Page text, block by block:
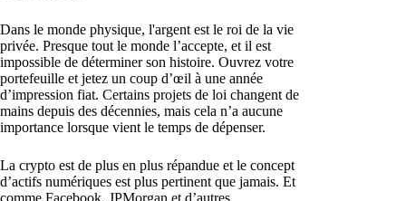
Dans le monde physique, l'argent est le roi de la vie
privée. Presque tout le monde l’accepte, et il est
impossible de déterminer son histoire. Ouvrez votre
portefeuille et jetez un coup d’œil à une année
d’impression fiat. Certains projets de loi changent de
mains depuis des décennies, mais cela n’a aucune
importance lorsque vient le temps de dépenser.
La crypto est de plus en plus répandue et le concept
d’actifs numériques est plus pertinent que jamais. Et
comme Facebook, JPMorgan et d’autres